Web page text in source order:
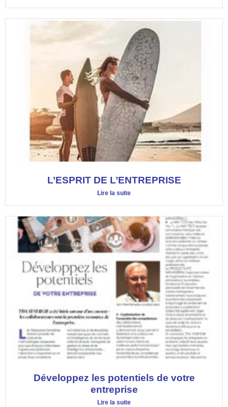
L’ESPRIT DE L’ENTREPRISE
Lire la suite
Développez les potentiels de votre
entreprise
Lire la suite